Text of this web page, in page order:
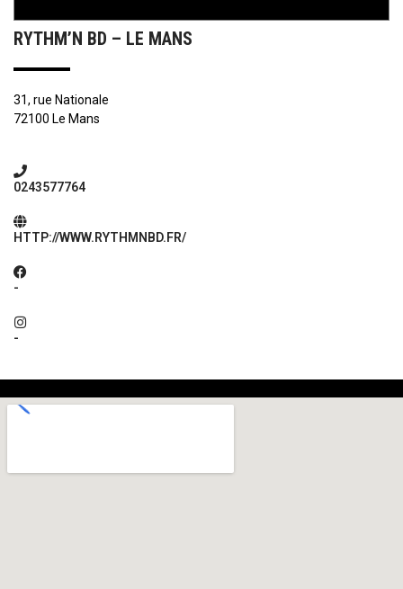
RYTHM’N BD – LE MANS
31, rue Nationale
72100 Le Mans
0243577764
HTTP://WWW.RYTHMNBD.FR/
-
-